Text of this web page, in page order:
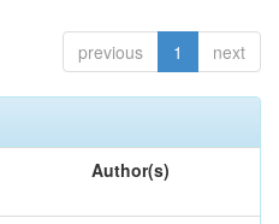
previous 1 next
Author(s)